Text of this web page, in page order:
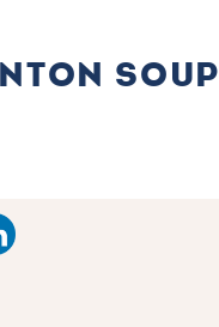
SOUP